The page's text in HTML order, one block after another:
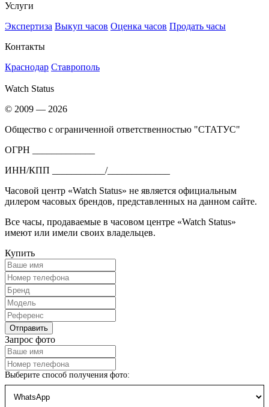
Услуги
Экспертиза Выкуп часов Оценка часов Продать часы
Контакты
Краснодар Ставрополь
Watch Status
© 2009 — 2026
Общество с ограниченной ответственностью "СТАТУС"
ОГРН _____________
ИНН/КПП ___________/_____________
Часовой центр «Watch Status» не является официальным
дилером часовых брендов, представленных на данном сайте.
Все часы, продаваемые в часовом центре «Watch Status»
имеют или имели своих владельцев.
Купить
Запрос фото
Выберите способ получения фото: